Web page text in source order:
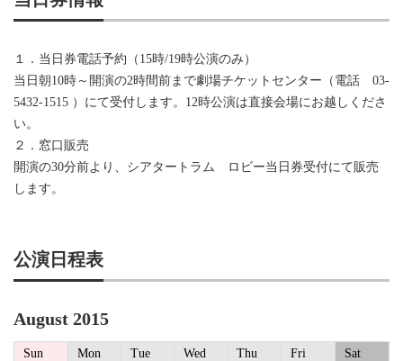
１．当日券電話予約（15時/19時公演のみ）
当日朝10時～開演の2時間前まで劇場チケットセンター（電話 03-
5432-1515 ）にて受付します。12時公演は直接会場にお越しくださ
い。
２．窓口販売
開演の30分前より、シアタートラム ロビー当日券受付にて販売
します。
公演日程表
August 2015
Sun Mon Tue Wed Thu Fri
Sat